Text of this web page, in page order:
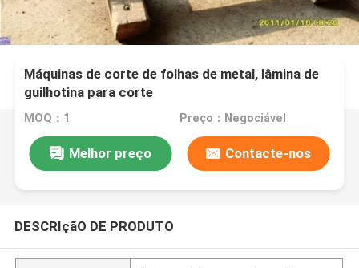
Máquinas de corte de folhas de metal, lâmina de
guilhotina para corte
MOQ：1 Preço：Negociável
Melhor preço Contacte-nos
DESCRIçãO DE PRODUTO